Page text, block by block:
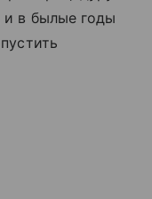
в былые годы